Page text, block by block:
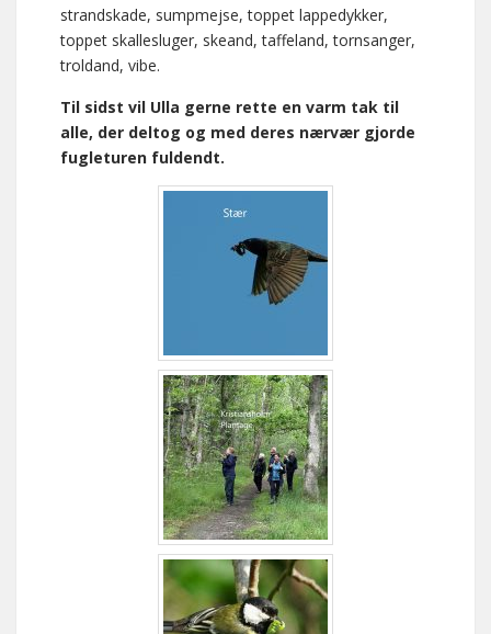
strandskade, sumpmejse, toppet lappedykker,
toppet skallesluger, skeand, taffeland, tornsanger,
troldand, vibe.
Til sidst vil Ulla gerne rette en varm tak til
alle, der deltog og med deres nærvær gjorde
fugleturen fuldendt.